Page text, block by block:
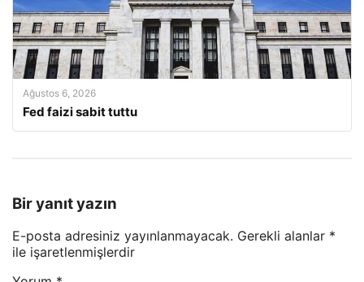
Ağustos 6, 2026
Fed faizi sabit tuttu
Bir yanıt yazın
E-posta adresiniz yayınlanmayacak. Gerekli alanlar *
ile işaretlenmişlerdir